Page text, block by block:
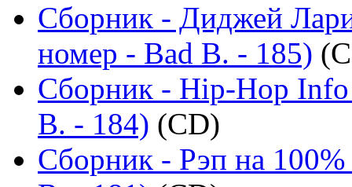
Сборник - Диджей
номер - Bad B. - 185)
Сборник - Hip-Hop
B. - 184) (CD)
Сборник - Рэп на